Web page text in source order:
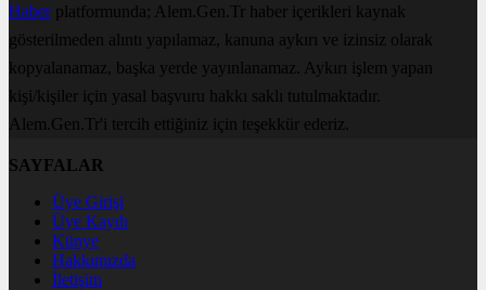
Haberplatformunda; Alem.Gen.Tr haber içerikleri kaynak
gösterilmeden alıntı yapılamaz, kanuna aykırı ve izinsiz olarak
kopyalanamaz, başka yerde yayınlanamaz. Aykırı işlem yapan
kişi/kişiler için yasal başvuru hakkı saklı tutulmaktadır.
Alem.Gen.Tr'i tercih ettiğiniz için teşekkür ederiz.
SAYFALAR
Üye Girişi
Üye Kaydı
Künye
Hakkımızda
İletişim